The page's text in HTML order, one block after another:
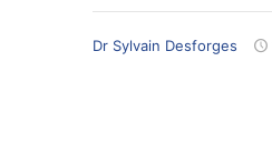
Dr Sylvain Desforges